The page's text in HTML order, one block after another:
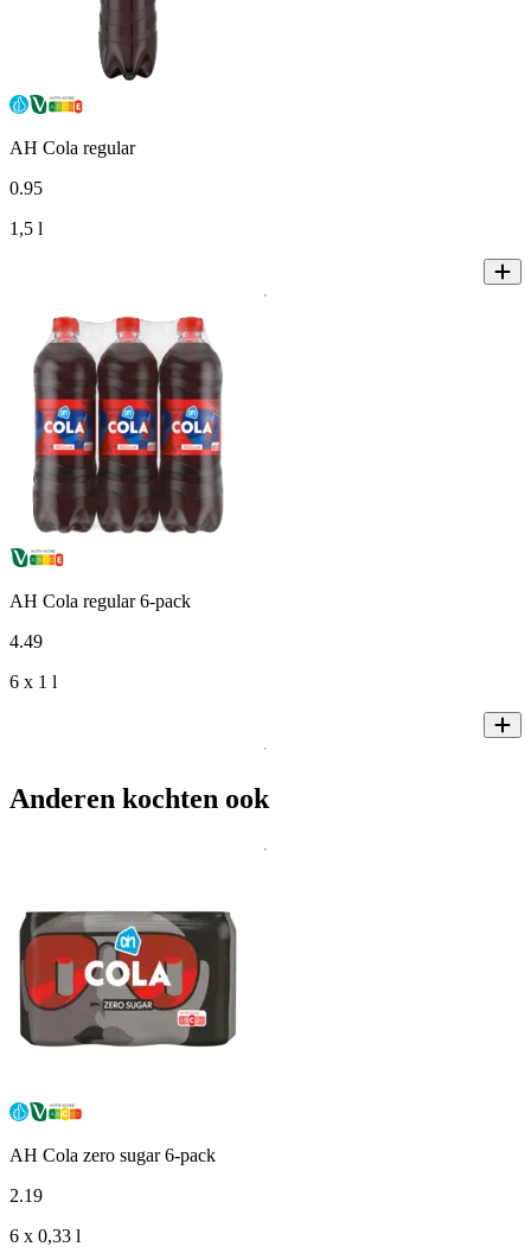
AH Cola regular
0.95
1,5 l
AH Cola regular 6-pack
4.49
6 x 1 l
Anderen kochten ook
AH Cola zero sugar 6-pack
2.19
6 x 0,33 l